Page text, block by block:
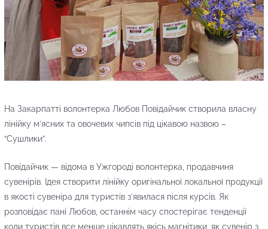
На Закарпатті волонтерка Любов Повідайчик створила власну
лінійку м’ясних та овочевих чипсів під цікавою назвою –
“Сушлики”.
Повідайчик — відома в Ужгороді волонтерка, продавчиня
сувенірів. Ідея створити лінійку оригінальної локальної продукції
в якості сувеніра для туристів з’явилася після курсів. Як
розповідає пані Любов, останнім часу спостерігає тенденції
коли туристів все менше цікавлять якісь магнітики, як сувенір з